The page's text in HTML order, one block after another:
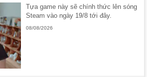
Tựa game này sẽ chính thức lên sóng
Steam vào ngày 19/8 tới đây.
08/08/2026